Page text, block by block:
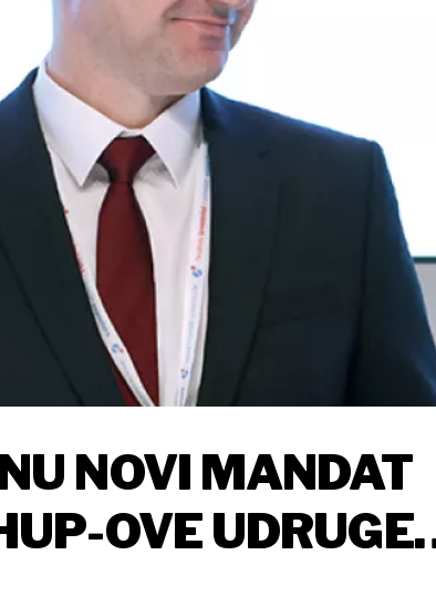
NOVI MANDAT
OVE UDRUGE